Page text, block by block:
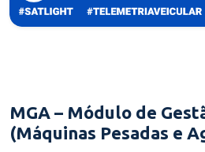
MGA – Módulo de
(Máquinas Pesadas e